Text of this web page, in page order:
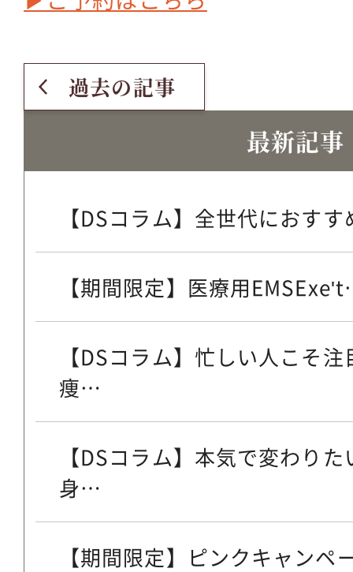
過去の記事
最新記事
【DSコラム】全世代におす
【期間限定】医療用
【DSコラム】忙しい人こそ
痩…
【DSコラム】本気で変わり
身…
【期間限定】ピンクキャンペ